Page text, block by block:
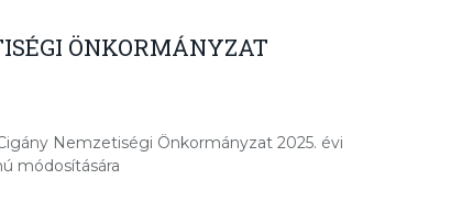
ÖNKORMÁNYZAT
Nemzetiségi Önkormányzat 2025. évi
módosítására